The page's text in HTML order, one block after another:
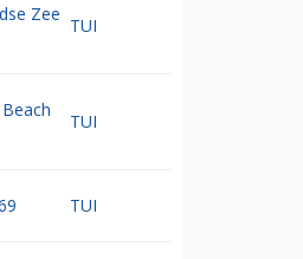
Zee
TUI
TUI
TUI